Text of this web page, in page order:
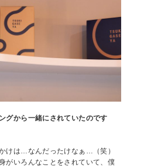
グから一緒にされていたのです
けは…なんだったけなぁ…（笑）
がいろんなことをされていて、僕